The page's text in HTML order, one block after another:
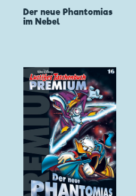
Der neue Phantomias
im Nebel